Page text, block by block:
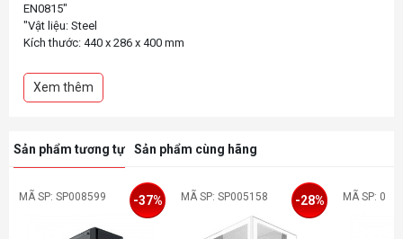
EN0815"
"Vật liệu: Steel
Kích thước: 440 x 286 x 400 mm
Khe mở rộng: 7 slots
Hỗ trợ Mainboard: ATX, Micro-ATX, ITX
Hỗ trợ VGA 410mm
"FAN HỆ THỐNG - Trước: 120mm x 3 (tuỳ chọn)
Xem thêm
Sản phẩm tương tự Sản phẩm cùng hãng
MÃ SP: SP008599 -37% MÃ SP: SP005158 -28% MÃ SP: 0